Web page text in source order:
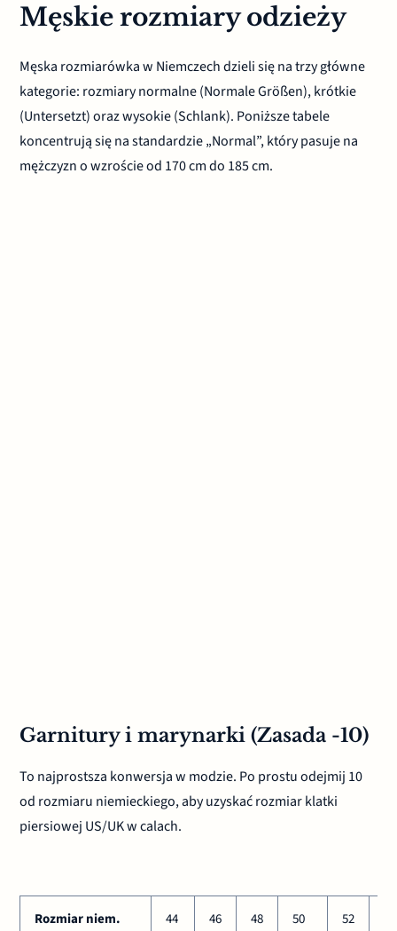
Męskie rozmiary odzieży
Męska rozmiarówka w Niemczech dzieli się na trzy główne
kategorie: rozmiary normalne (Normale Größen), krótkie
(Untersetzt) oraz wysokie (Schlank). Poniższe tabele
koncentrują się na standardzie „Normal”, który pasuje na
mężczyzn o wzroście od 170 cm do 185 cm.
Garnitury i marynarki (Zasada -10)
To najprostsza konwersja w modzie. Po prostu odejmij 10
od rozmiaru niemieckiego, aby uzyskać rozmiar klatki
piersiowej US/UK w calach.
Rozmiar niem. 44 46 48 50 52